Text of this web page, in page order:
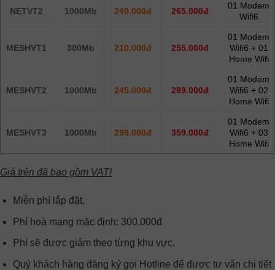
NETVT2 1000Mb 240.000đ 265.000đ
01 Modem
Wifi6
MESHVT1 300Mb 210.000đ 255.000đ
01 Modem
Wifi6 + 01
Home Wifi
MESHVT2 1000Mb 245.000đ 289.000đ
01 Modem
Wifi6 + 02
Home Wifi
MESHVT3 1000Mb 299.000đ 359.000đ
01 Modem
Wifi6 + 03
Home Wifi
Giá trên đã bao gồm VAT!
Miễn phí lắp đặt.
Phí hoà mạng mặc định: 300.000đ
Phí sẽ được giảm theo từng khu vực.
Quý khách hàng đăng ký gọi Hotline để được tư vấn chi tiết